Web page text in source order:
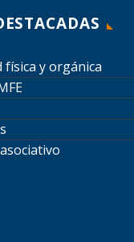
física y orgánica